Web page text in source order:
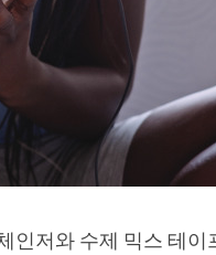
인저와 수제 믹스 테